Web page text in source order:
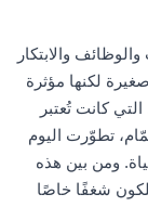
والابتكار
لكنها مؤثرة
كانت تُعتبر
تطوّرت اليوم
ومن بين هذه
شغفًا خاصًا